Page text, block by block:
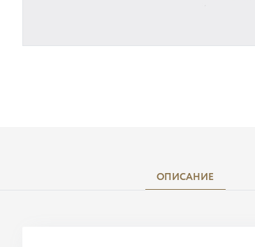
ОПИСАНИЕ